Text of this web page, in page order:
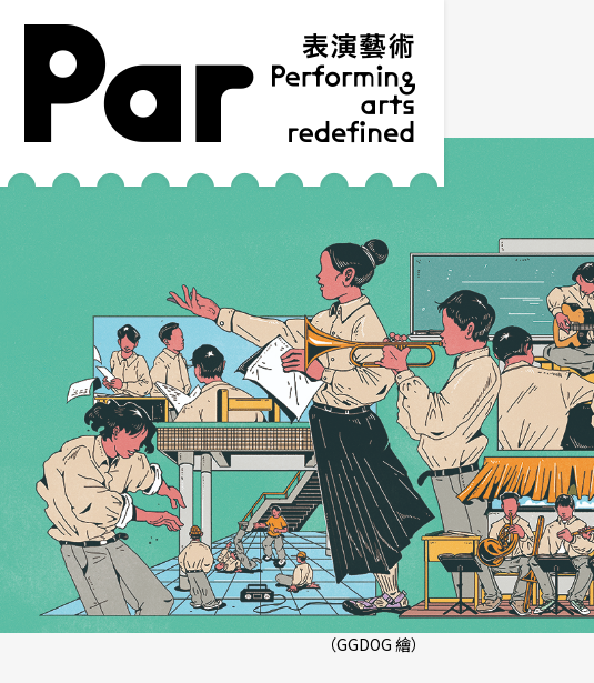
跳到主要內容區塊
網站導覽
（GGDOG 繪）